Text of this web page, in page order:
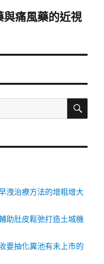
與痛風藥的近視
搜
洩治療方法的增粗增大
助肚皮鬆弛打造土城機
要抽化糞池有未上市的